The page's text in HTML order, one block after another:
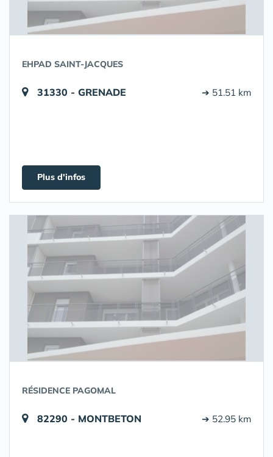
EHPAD SAINT-JACQUES
31330 - GRENADE ➔ 51.51 km
Plus d'infos
RÉSIDENCE PAGOMAL
82290 - MONTBETON ➔ 52.95 km